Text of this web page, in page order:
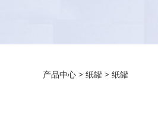
纸罐
产品中心 > 纸罐 > 纸罐